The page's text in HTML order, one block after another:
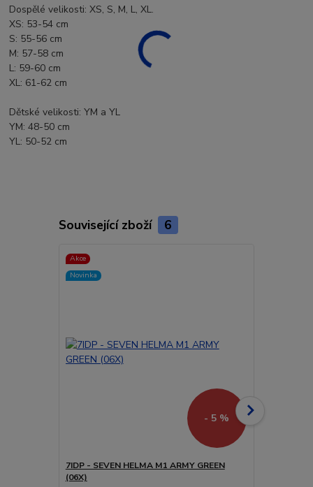
Dospělé velikosti: XS, S, M, L, XL.
XS: 53-54 cm
S: 55-56 cm
M: 57-58 cm
L: 59-60 cm
XL: 61-62 cm
Dětské velikosti: YM a YL
YM: 48-50 cm
YL: 50-52 cm
Související zboží 6
Akce
Novinka
- 5 %
7IDP - SEVEN HELMA M1 ARMY GREEN
(06X)